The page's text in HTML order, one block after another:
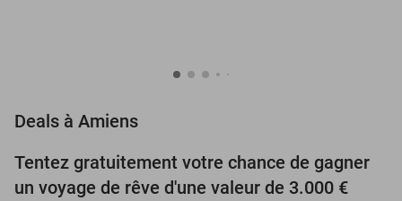
Deals à Amiens
Tentez gratuitement votre chance de gagner
un voyage de rêve d'une valeur de 3.000 €